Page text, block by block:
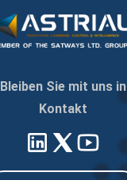
Bleiben Sie mit uns in
Kontakt